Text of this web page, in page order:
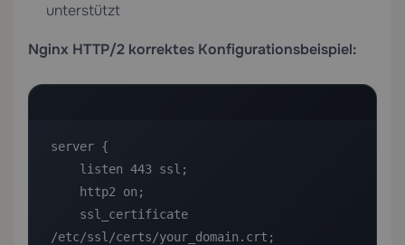
unterstützt
Nginx HTTP/2 korrektes Konfigurationsbeispiel:
server {
/etc/ssl/certs/your_domain.crt;